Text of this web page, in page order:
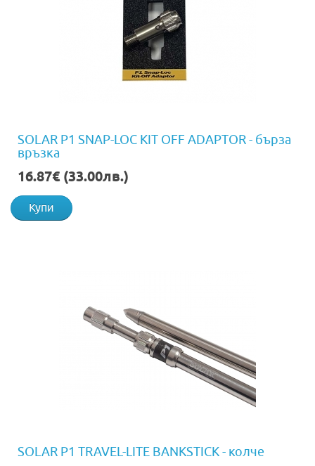
SOLAR P1 SNAP-LOC KIT OFF ADAPTOR - бърза
връзка
16.87€ (33.00лв.)
Купи
SOLAR P1 TRAVEL-LITE BANKSTICK - колче